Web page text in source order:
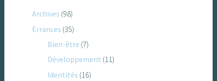
Archives (98)
Errances (35)
Bien-être (7)
Développement (11)
Identités (16)